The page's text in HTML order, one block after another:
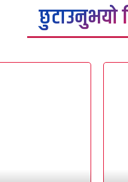
छुटाउनुभयो